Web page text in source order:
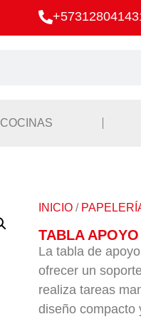
COCINAS
INICIO /
TABLA APOYO
La tabla de
ofrecer un
realiza tareas
diseño compacto